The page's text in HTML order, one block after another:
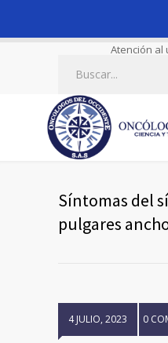
Atención al
Síntomas del
pulgares
4 JULIO, 2023 0